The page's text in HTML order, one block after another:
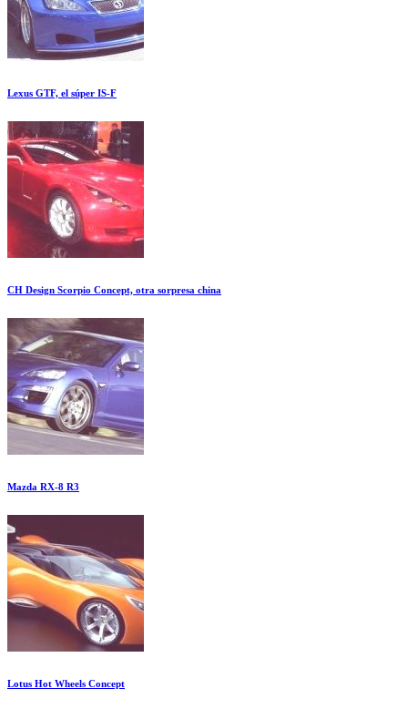
Lexus GTF, el súper IS-F
CH Design Scorpio Concept, otra sorpresa china
Mazda RX-8 R3
Lotus Hot Wheels Concept